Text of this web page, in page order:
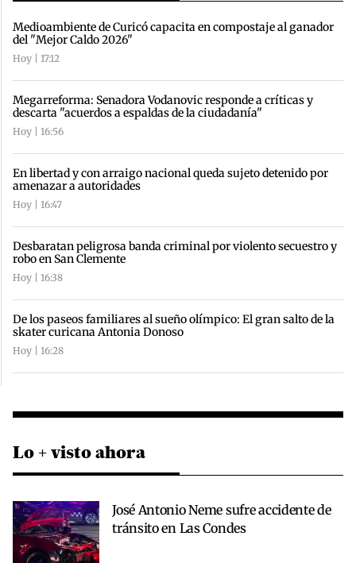
Medioambiente de Curicó capacita en compostaje al ganador
del "Mejor Caldo 2026"
Hoy | 17:12
Megarreforma: Senadora Vodanovic responde a críticas y
descarta "acuerdos a espaldas de la ciudadanía"
Hoy | 16:56
En libertad y con arraigo nacional queda sujeto detenido por
amenazar a autoridades
Hoy | 16:47
Desbaratan peligrosa banda criminal por violento secuestro y
robo en San Clemente
Hoy | 16:38
De los paseos familiares al sueño olímpico: El gran salto de la
skater curicana Antonia Donoso
Hoy | 16:28
Lo + visto ahora
José Antonio Neme sufre accidente de
tránsito en Las Condes